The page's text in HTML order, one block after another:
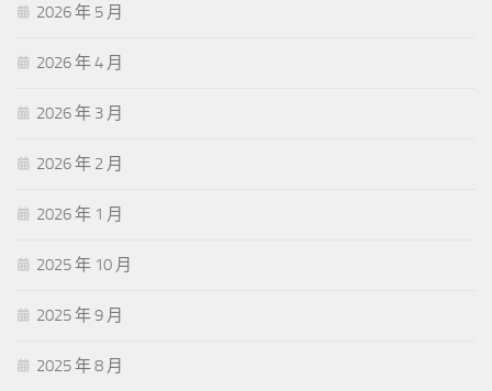
2026 年 5 月
2026 年 4 月
2026 年 3 月
2026 年 2 月
2026 年 1 月
2025 年 10 月
2025 年 9 月
2025 年 8 月